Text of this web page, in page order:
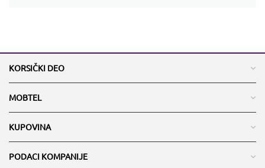
KORSIČKI DEO
MOBTEL
KUPOVINA
PODACI KOMPANIJE